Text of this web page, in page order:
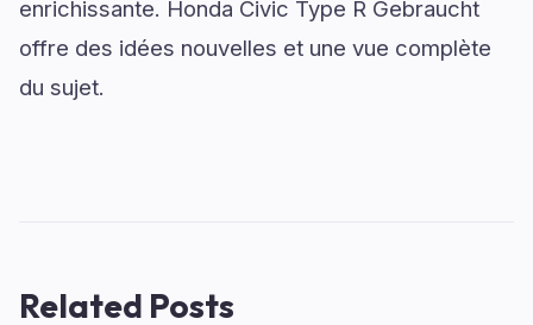
enrichissante. Honda Civic Type R Gebraucht
offre des idées nouvelles et une vue complète
du sujet.
Related Posts